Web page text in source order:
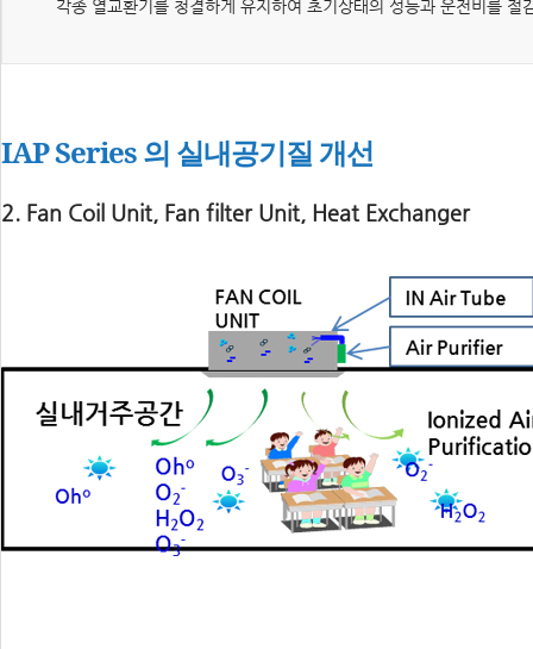
각종 열교환기를 청결하게 유지하여 초기상태의 성능과 운전비를 절
IAP Series 의 실내공기질 개선
2. Fan Coil Unit, Fan filter Unit, Heat Exchanger